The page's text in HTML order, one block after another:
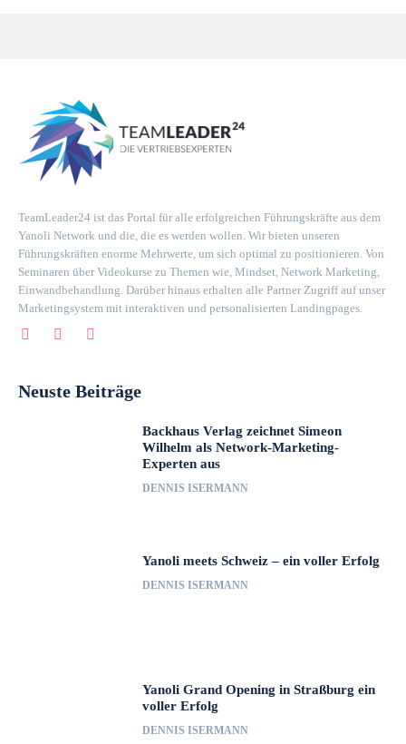
TeamLeader24 ist das Portal für alle erfolgreichen Führungskräfte aus dem
Yanoli Network und die, die es werden wollen. Wir bieten unseren
Führungskräften enorme Mehrwerte, um sich optimal zu positionieren. Von
Seminaren über Videokurse zu Themen wie, Mindset, Network Marketing,
Einwandbehandlung. Darüber hinaus erhalten alle Partner Zugriff auf unser
Marketingsystem mit interaktiven und personalisierten Landingpages.
Neuste Beiträge
Backhaus Verlag zeichnet Simeon
Wilhelm als Network-Marketing-
Experten aus
DENNIS ISERMANN
Yanoli meets Schweiz – ein voller Erfolg
DENNIS ISERMANN
Yanoli Grand Opening in Straßburg ein
voller Erfolg
DENNIS ISERMANN